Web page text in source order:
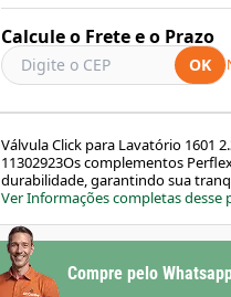
Calcule o Frete e o Prazo
OK
Válvula Click para Lavatório 1601
11302923Os complementos
durabilidade, garantindo sua
sistema click (abre e fecha com
DouradoAcabamento:
FácilBitola: 2.3/8” x 1”Composição
engenharia e
6,3cmComprimento: 6,3cm
Ver Informações completas desse
Compre pelo